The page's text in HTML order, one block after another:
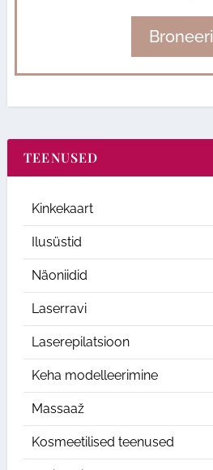
Broneeri
TEENUSED
Kinkekaart
Ilusüstid
Näoniidid
Laserravi
Laserepilatsioon
Keha modelleerimine
Massaaž
Kosmeetilised teenused